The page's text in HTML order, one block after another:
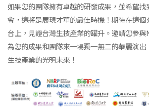
如果您的團隊擁有卓越的研發成果，並希望
會，這將是展現才華的最佳時機！期待在這
台上，見證台灣生技產業的躍升。邀請您參與
為您的成果和團隊來一場獨一無二的華麗演
生技產業的光明未來！